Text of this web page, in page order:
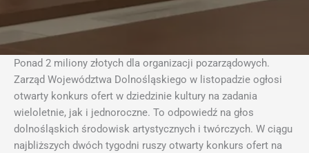
Ponad 2 miliony złotych dla organizacji pozarządowych.
Zarząd Województwa Dolnośląskiego w listopadzie ogłosi
otwarty konkurs ofert w dziedzinie kultury na zadania
wieloletnie, jak i jednoroczne. To odpowiedź na głos
dolnośląskich środowisk artystycznych i twórczych. W ciągu
najbliższych dwóch tygodni ruszy otwarty konkurs ofert na